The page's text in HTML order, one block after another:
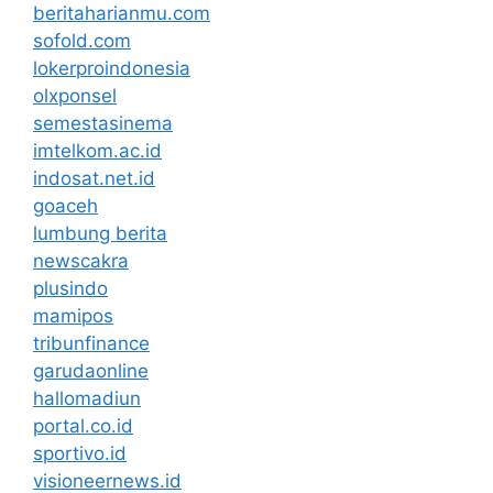
beritaharianmu.com
sofold.com
lokerproindonesia
olxponsel
semestasinema
imtelkom.ac.id
indosat.net.id
goaceh
lumbung berita
newscakra
plusindo
mamipos
tribunfinance
garudaonline
hallomadiun
portal.co.id
sportivo.id
visioneernews.id